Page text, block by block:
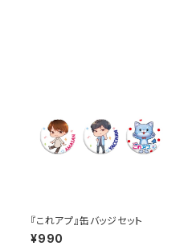
『これアプ』缶バッジセット
¥990